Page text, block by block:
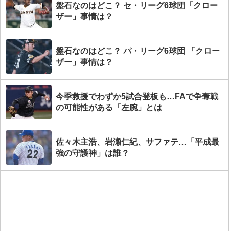
盤石なのはどこ？ セ・リーグ6球団「クロー
ザー」事情は？
盤石なのはどこ？ パ・リーグ6球団 「クロー
ザー」事情は？
今季救援でわずか5試合登板も…FAで争奪戦
の可能性がある「左腕」とは
佐々木主浩、岩瀬仁紀、サファテ…「平成最
強の守護神」は誰？